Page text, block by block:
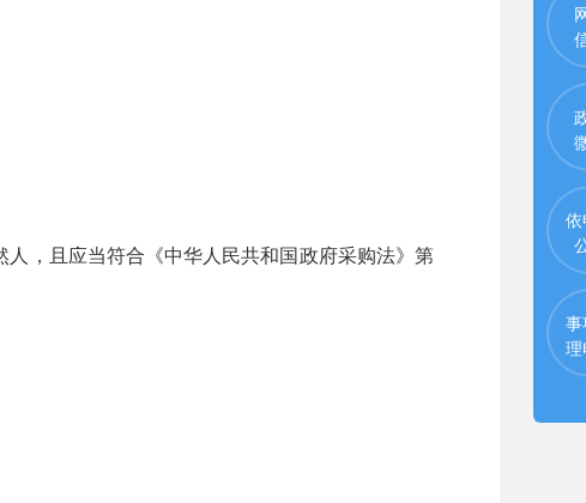
，且应当符合《中华人民共和国政府采购法》第